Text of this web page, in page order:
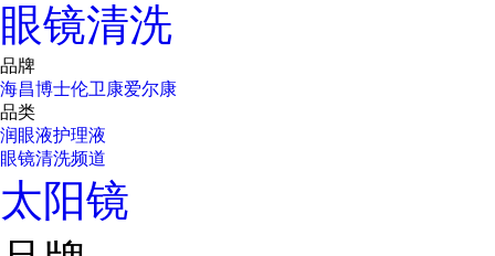
眼镜清洗
品牌
海昌博士伦卫康爱尔康
品类
润眼液护理液
眼镜清洗频道
太阳镜